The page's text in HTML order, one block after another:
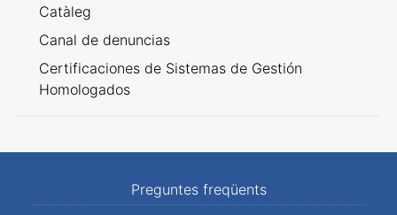
Catàleg
Canal de denuncias
Certificaciones de Sistemas de Gestión
Homologados
Preguntes freqüents